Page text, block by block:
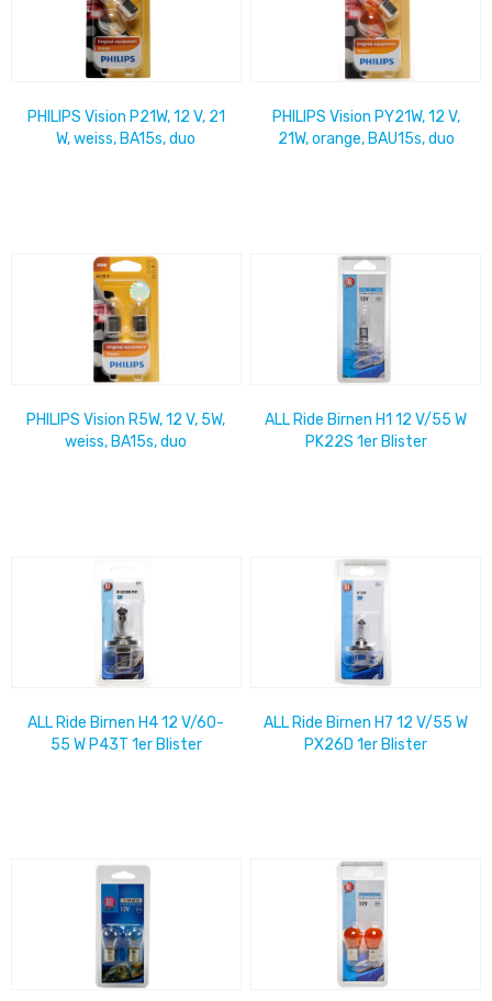
PHILIPS Vision P21W, 12 V, 21
W, weiss, BA15s, duo
PHILIPS Vision PY21W, 12 V,
21W, orange, BAU15s, duo
PHILIPS Vision R5W, 12 V, 5W,
weiss, BA15s, duo
ALL Ride Birnen H1 12 V/55 W
PK22S 1er Blister
ALL Ride Birnen H4 12 V/60-
55 W P43T 1er Blister
ALL Ride Birnen H7 12 V/55 W
PX26D 1er Blister